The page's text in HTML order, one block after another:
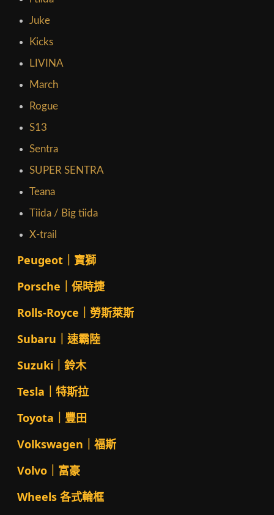
Juke
Kicks
LIVINA
March
Rogue
S13
Sentra
SUPER SENTRA
Teana
Tiida / Big tiida
X-trail
Peugeot｜寶獅
Porsche｜保時捷
Rolls-Royce｜勞斯萊斯
Subaru｜速霸陸
Suzuki｜鈴木
Tesla｜特斯拉
Toyota｜豐田
Volkswagen｜福斯
Volvo｜富豪
Wheels 各式輪框